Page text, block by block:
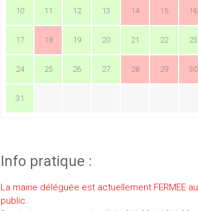
10 11 12 13 14 15 16
17 18 19 20 21 22 23
24 25 26 27 28 29 30
31
Info pratique :
La mairie déléguée est actuellement FERMEE au
public.